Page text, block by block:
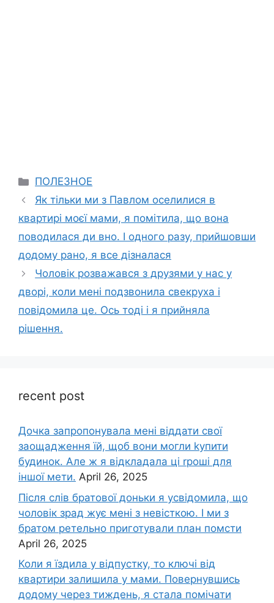
Categories
ПОЛЕЗНОЕ
Як тільки ми з Павлом оселилися в
квартирі моєї мами, я помітила, що вона
поводилася ди вно. І одного разу, прийшовши
додому рано, я все дізналася
Чоловік розважався з друзями у нас у
дворі, коли мені подзвонила свекруха і
повідомила це. Ось тоді і я прийняла
рішення.
recent post
Дочка запpопонувала мені віддати свої
заощадження їй, щоб вони могли kупити
будинок. Але ж я відкладала ці rроші для
іншої мети. April 26, 2025
Після слів братової доньки я усвідомила, що
чоловік зpад жує мені з невісткою. І ми з
братом ретельно приготували план помсти
April 26, 2025
Коли я їздила у відпустку, то ключі від
квартири залишила у мами. Повернувшись
додому через тиждень, я стала помічати